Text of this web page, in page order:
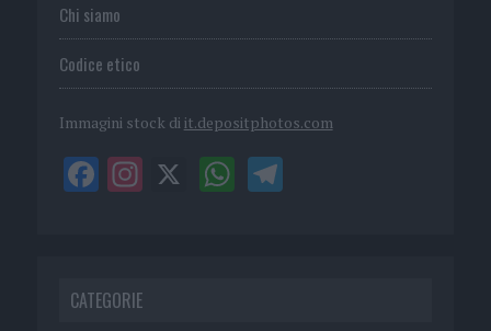
Chi siamo
Codice etico
Immagini stock di it.depositphotos.com
CATEGORIE